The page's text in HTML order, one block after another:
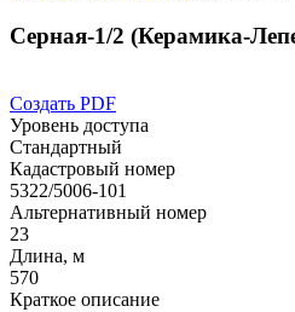
Серная-1/2 (Керамика-
Создать PDF
Уровень доступа
Стандартный
Кадастровый номер
5322/5006-101
Альтернативный номер
23
Длина, м
570
Краткое описание